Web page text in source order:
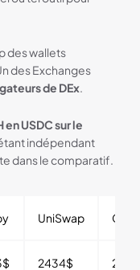
des wallets
des Exchanges
de DEx.
en USDC sur le
indépendant
dans le comparatif.
UniSwap
2434$